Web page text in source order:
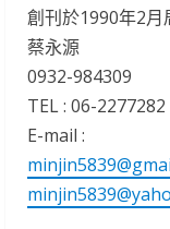
創刊於1990年2
蔡永源
0932-984309
TEL : 06-2277282
E-mail :